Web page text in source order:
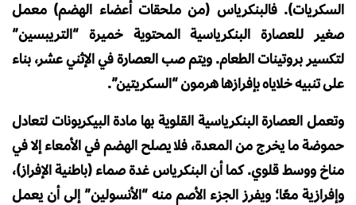
السكريات). فالبنكرياس (من ملحقات أعضاء الهضم) معمل
صغير للعصارة البنكرياسية المحتوية خميرة “التريبسين”
لتكسير بروتينات الطعام. ويتم صب العصارة في الإثني عشر، بناء
على تنبيه خلاياه بإفرازها هرمون “السكريتين”.
وتعمل العصارة البنكرياسية القلوية بها مادة البيكربونات لتعادل
حموضة ما يخرج من المعدة، فلا يصلح الهضم في الأمعاء إلا في
مناخ ووسط قلوي. كما أن البنكرياس غدة صماء (باطنية الإفراز)،
وإفرازية معًا؛ ويفرز الجزء الأصم منه “الأنسولين” إلى أن يعمل